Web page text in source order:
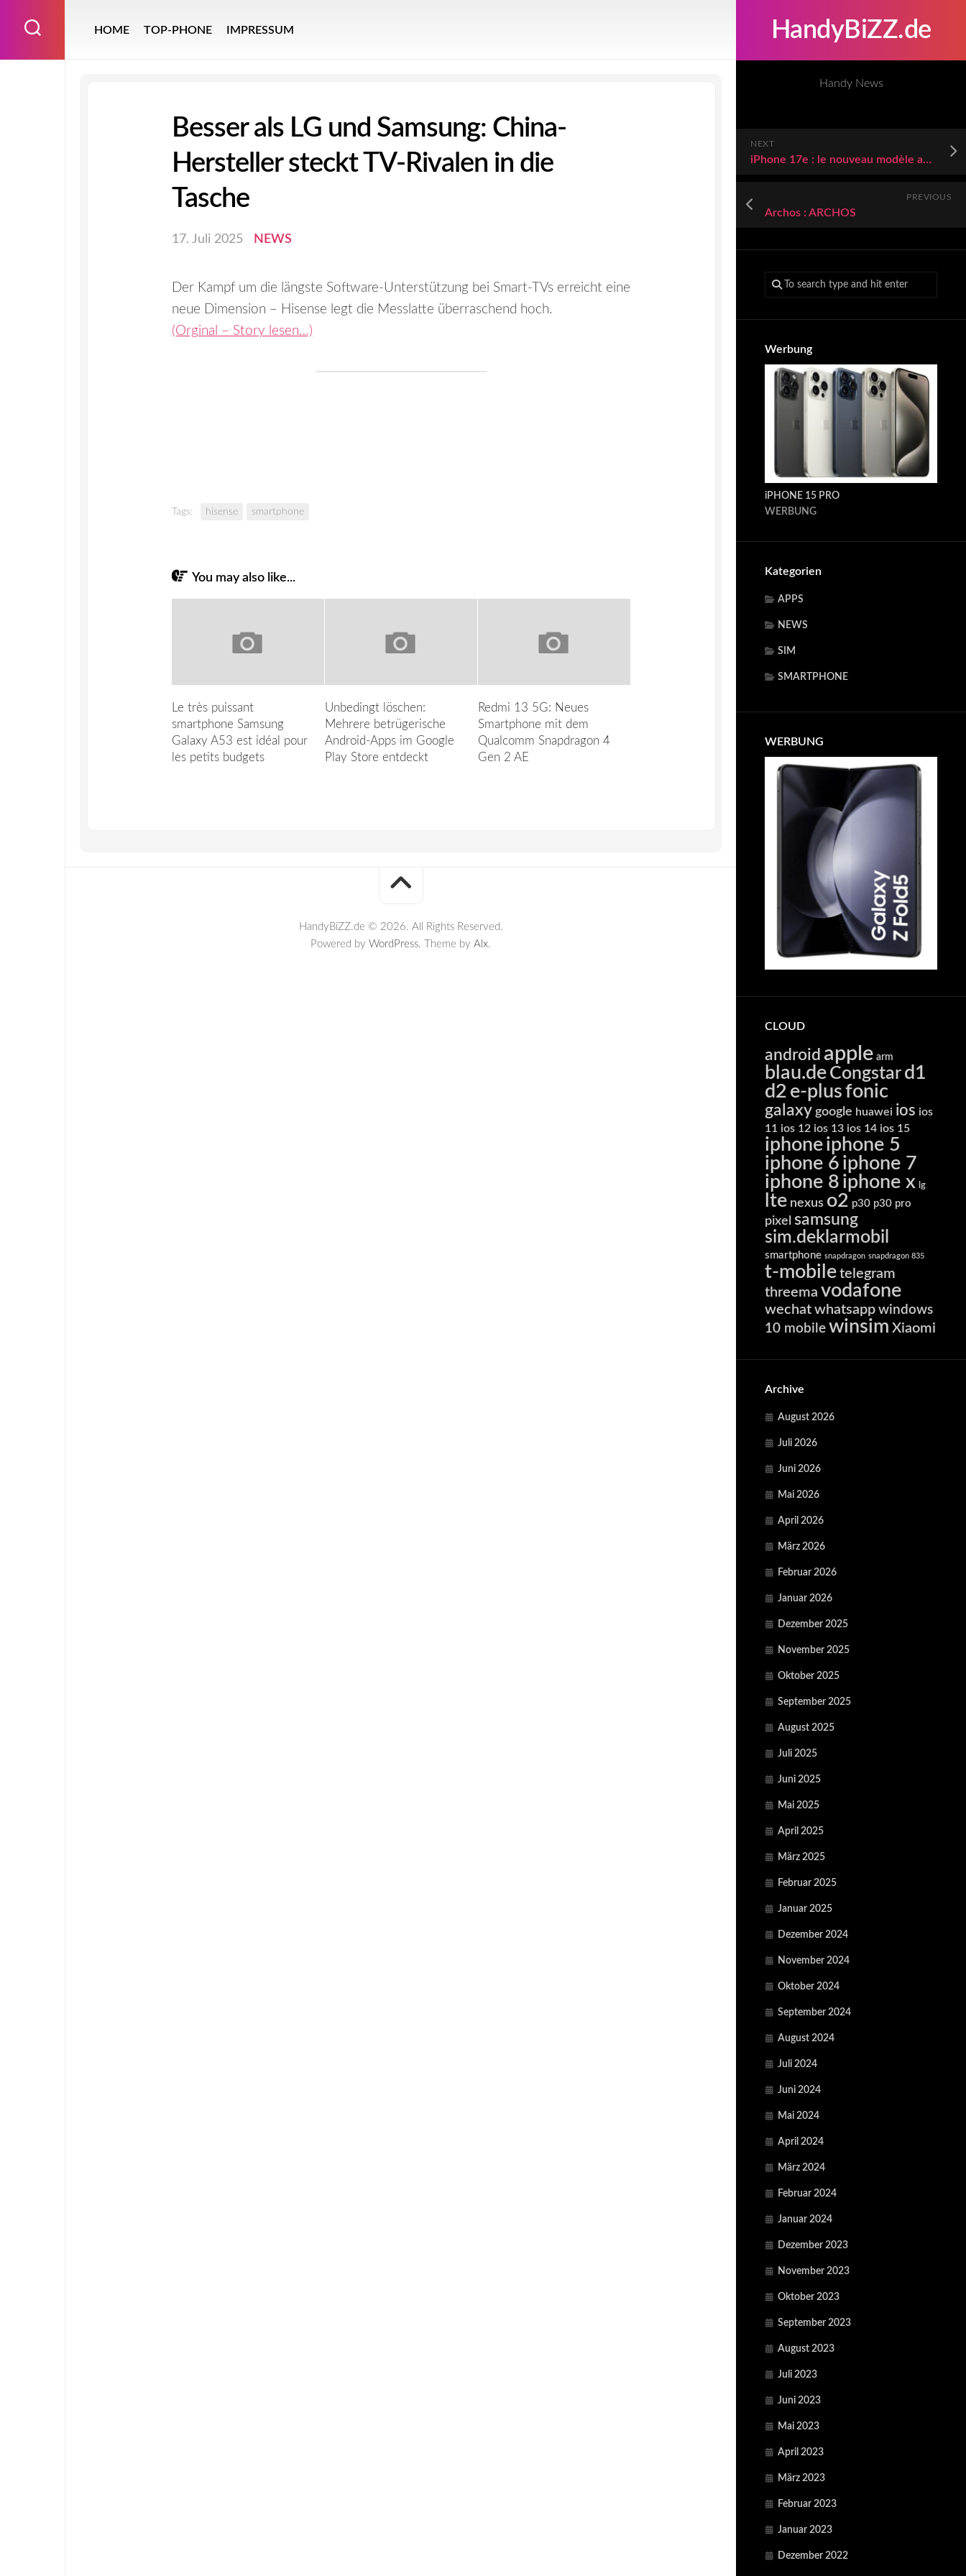
HandyBiZZ.de
Handy News
NEXT
iPhone 17e : le nouveau modèle abordable d’Apple attendu début 2026
PREVIOUS
Archos : ARCHOS
Werbung
iPHONE 15 PRO
WERBUNG
Kategorien
APPS
NEWS
SIM
SMARTPHONE
WERBUNG
CLOUD
android apple arm
blau.de Congstar d1
d2 e-plusfonic
galaxy google huawei ios ios
11 ios 12 ios 13 ios 14 ios 15
iphoneiphone 5
iphone 6 iphone 7
iphone 8 iphone x lg
lte nexus o2 p30 p30 pro
pixel samsung
sim.deklarmobil
smartphone snapdragon snapdragon 835
t-mobile telegram
threema vodafone
wechat whatsapp windows
10 mobile winsim Xiaomi
Archive
August 2026
Juli 2026
Juni 2026
Mai 2026
April 2026
März 2026
Februar 2026
Januar 2026
Dezember 2025
November 2025
Oktober 2025
September 2025
August 2025
Juli 2025
Juni 2025
Mai 2025
April 2025
März 2025
Februar 2025
Januar 2025
Dezember 2024
November 2024
Oktober 2024
September 2024
August 2024
Juli 2024
Juni 2024
Mai 2024
April 2024
März 2024
Februar 2024
Januar 2024
Dezember 2023
November 2023
Oktober 2023
September 2023
August 2023
Juli 2023
Juni 2023
Mai 2023
April 2023
März 2023
Februar 2023
Januar 2023
Dezember 2022
HOME TOP-PHONE IMPRESSUM
Besser als LG und Samsung: China-
Hersteller steckt TV-Rivalen in die
Tasche
17. Juli 2025 NEWS
Der Kampf um die längste Software-Unterstützung bei Smart-TVs erreicht eine
neue Dimension – Hisense legt die Messlatte überraschend hoch.
(Orginal – Story lesen…)
Tags: hisense smartphone
You may also like...
Le très puissant
smartphone Samsung
Galaxy A53 est idéal pour
les petits budgets
Unbedingt löschen:
Mehrere betrügerische
Android-Apps im Google
Play Store entdeckt
Redmi 13 5G: Neues
Smartphone mit dem
Qualcomm Snapdragon 4
Gen 2 AE
HandyBiZZ.de © 2026. All Rights Reserved.
Powered by WordPress. Theme by Alx.